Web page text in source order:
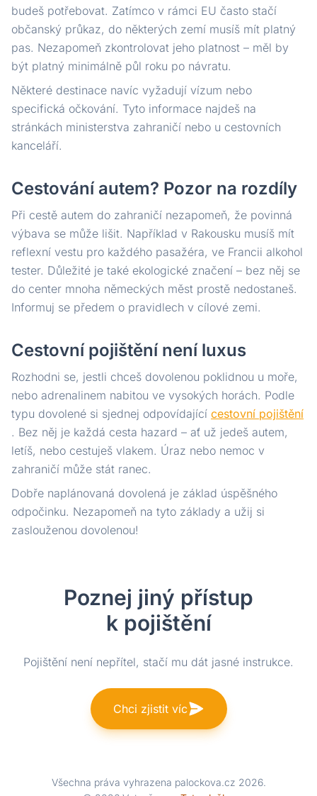
budeš potřebovat. Zatímco v rámci EU často stačí
občanský průkaz, do některých zemí musíš mít platný
pas. Nezapomeň zkontrolovat jeho platnost – měl by
být platný minimálně půl roku po návratu.
Některé destinace navíc vyžadují vízum nebo
specifická očkování. Tyto informace najdeš na
stránkách ministerstva zahraničí nebo u cestovních
kanceláří.
Cestování autem? Pozor na rozdíly
Při cestě autem do zahraničí nezapomeň, že povinná
výbava se může lišit. Například v Rakousku musíš mít
reflexní vestu pro každého pasažéra, ve Francii alkohol
tester. Důležité je také ekologické značení – bez něj se
do center mnoha německých měst prostě nedostaneš.
Informuj se předem o pravidlech v cílové zemi.
Cestovní pojištění není luxus
Rozhodni se, jestli chceš dovolenou poklidnou u moře,
nebo adrenalinem nabitou ve vysokých horách. Podle
typu dovolené si sjednej odpovídající cestovní pojištění
. Bez něj je každá cesta hazard – ať už jedeš autem,
letíš, nebo cestuješ vlakem. Úraz nebo nemoc v
zahraničí může stát ranec.
Dobře naplánovaná dovolená je základ úspěšného
odpočinku. Nezapomeň na tyto základy a užij si
zaslouženou dovolenou!
Poznej jiný přístup
k pojištění
Pojištění není nepřítel, stačí mu dát jasné instrukce.
Chci zjistit víc
Všechna práva vyhrazena palockova.cz 2026.